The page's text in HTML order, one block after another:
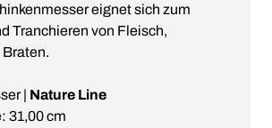
eignet sich zum
Tranchieren von Fleisch,
Braten.
| Nature Line
31,00 cm